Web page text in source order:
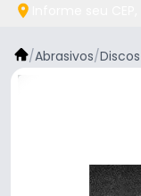
/Abrasivos/